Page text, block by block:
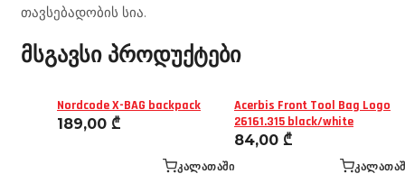
თავსებადობის სია.
მსგავსი პროდუქტები
Nordcode X-BAG backpack
189,00 ₾
ᲙᲐᲚᲐᲗᲐᲨᲘ
Acerbis Front Tool Bag Logo
26161.315 black/white
84,00 ₾